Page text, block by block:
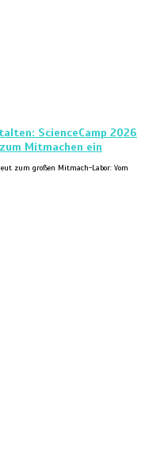
ScienceCamp 2026
Mitmachen ein
zum großen Mitmach-Labor: Vom